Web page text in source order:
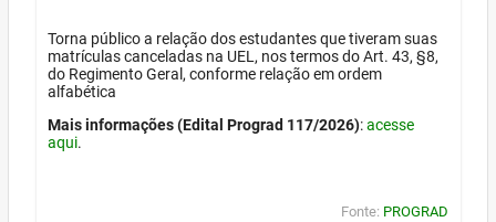
Torna público a relação dos estudantes que tiveram suas
matrículas canceladas na UEL, nos termos do Art. 43, §8,
do Regimento Geral, conforme relação em ordem
alfabética
Mais informações (Edital Prograd 117/2026):acesse
aqui.
Fonte: PROGRAD